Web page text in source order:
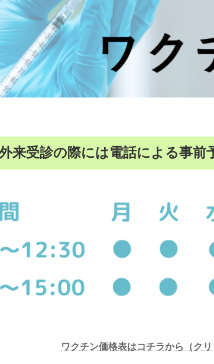
来受診の際には電話による事前
ワクチン価格表はコチラから（クリ